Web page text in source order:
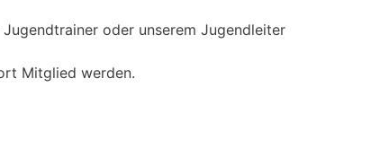
oder unserem Jugendleiter
Mitglied werden.